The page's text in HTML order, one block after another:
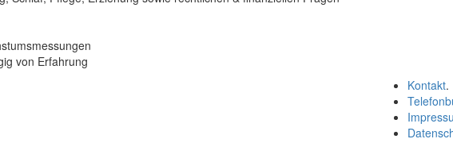
von Erfahrung
Kontakt.